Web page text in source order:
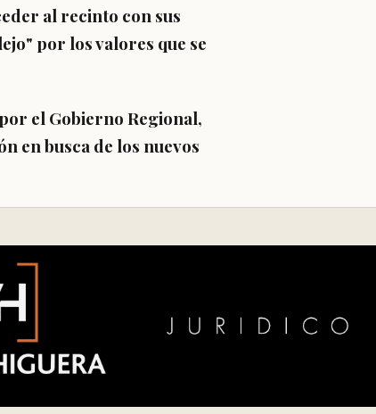
al recinto con sus
por los valores que se
el Gobierno Regional,
en busca de los nuevos